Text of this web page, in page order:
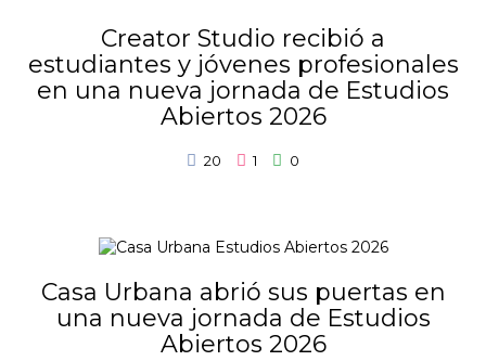
Creator Studio recibió a
estudiantes y jóvenes profesionales
en una nueva jornada de Estudios
Abiertos 2026
20 1 0
Casa Urbana abrió sus puertas en
una nueva jornada de Estudios
Abiertos 2026